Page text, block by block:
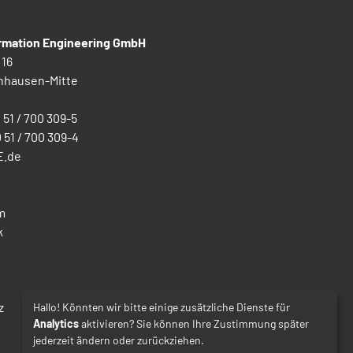
Engineering GmbH
Mitte
51 / 700 309-5
51 / 700 309-4
Hallo! Könnten wir bitte einige zusätzliche Dienste für
Analyticsaktivieren? Sie können Ihre Zustimmung später
jederzeit ändern oder zurückziehen.